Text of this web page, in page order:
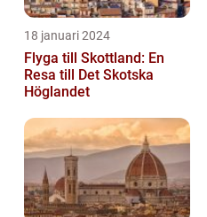
18 januari 2024
Flyga till Skottland: En
Resa till Det Skotska
Höglandet